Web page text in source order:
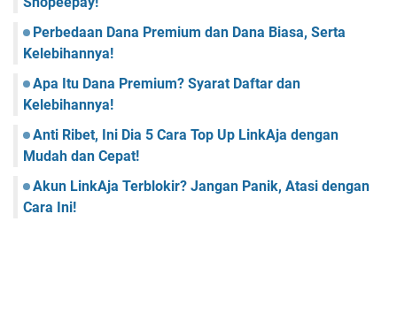
Perbedaan Dana Premium dan Dana Biasa, Serta
Kelebihannya!
Apa Itu Dana Premium? Syarat Daftar dan
Kelebihannya!
Anti Ribet, Ini Dia 5 Cara Top Up LinkAja dengan
Mudah dan Cepat!
Akun LinkAja Terblokir? Jangan Panik, Atasi dengan
Cara Ini!